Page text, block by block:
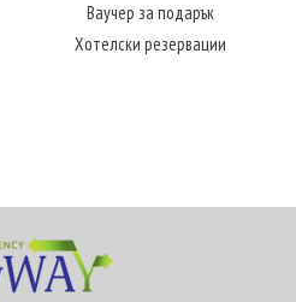
Ваучер за подарък
Хотелски резервации